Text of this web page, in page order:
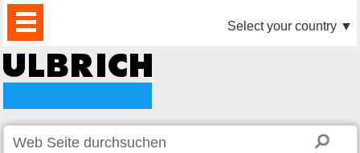
PRODUKTE
AKTUELLES
DOWNLOAD
VIDEO
PARTNER
UNTERNEHMEN
KONTAKTE Select your country ▼